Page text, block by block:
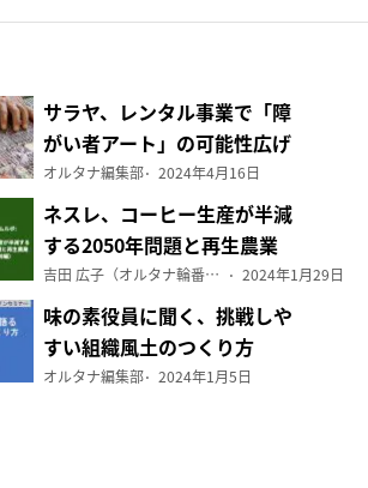
サラヤ、レンタル事業で「障
がい者アート」の可能性広げ
る
オルタナ編集部 2024年4月16日
ネスレ、コーヒー生産が半減
する2050年問題と再生農業
（前編）
吉田 広子（オルタナ輪番編集長） 2024年1月29日
味の素役員に聞く、挑戦しや
すい組織風土のつくり方
オルタナ編集部 2024年1月5日